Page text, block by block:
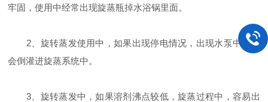
牢固，使用中经常出现旋蒸瓶掉水浴锅里面。
2、旋转蒸发使用中，如果出现停电情况，出现水泵中的水
会倒灌进旋蒸系统中。
3、旋转蒸发中，如果溶剂沸点较低，旋蒸过程中，容易出